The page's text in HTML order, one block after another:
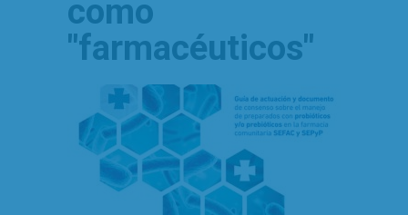
como
"farmacéuticos"